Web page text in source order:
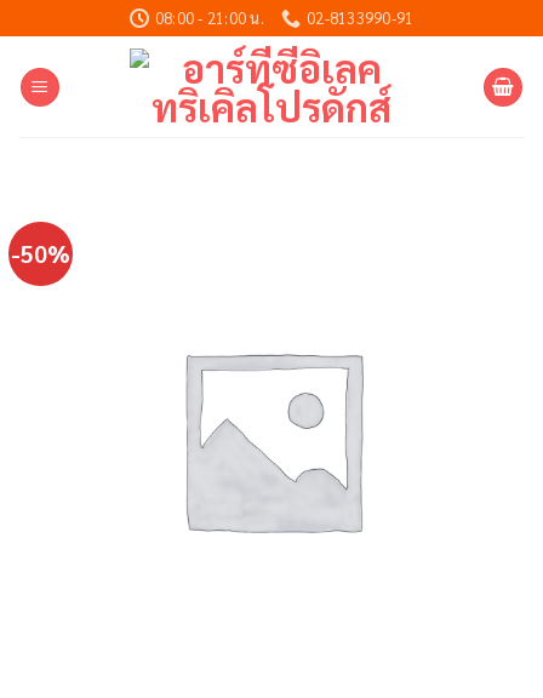
to
content
08:00 - 21:00 น. 02-8133990-91
-50%